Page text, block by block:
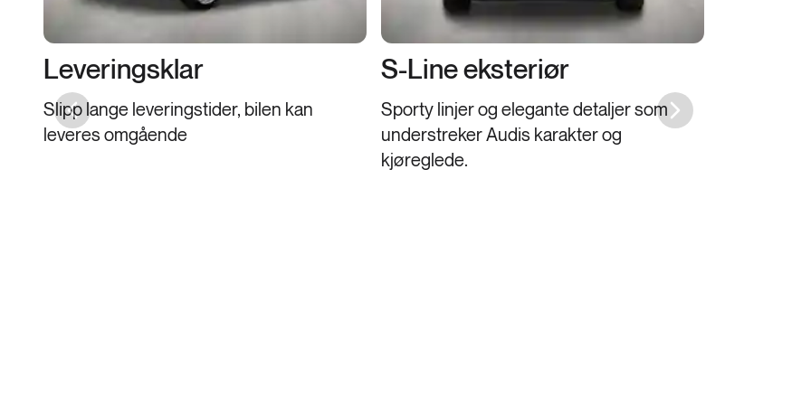
Leveringsklar
Slipp lange leveringstider, bilen kan
leveres omgående
S-Line eksteriør
Sporty linjer og elegante detaljer som
understreker Audis karakter og
kjøreglede.
Previous slide Next slide